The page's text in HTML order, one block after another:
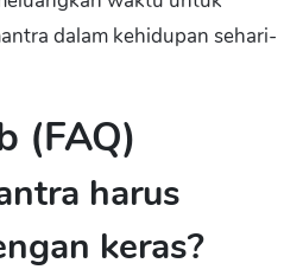
dalam kehidupan sehari-
(FAQ)
harus
keras?